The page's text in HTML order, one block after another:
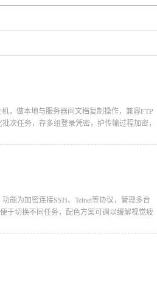
，做本地与服务器间文档复制操作，兼容FTP
次任务，存多组登录凭密，护传输过程加密，
能为加密连接SSH、Telnet等协议，管理多台
于切换不同任务，配色方案可调以缓解视觉疲